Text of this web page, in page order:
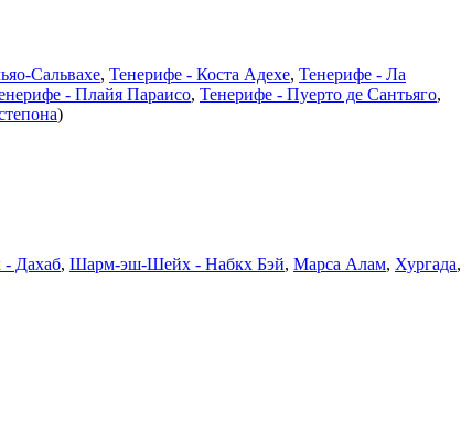
Сальвахе, Тенерифе - Коста Адехе, Тенерифе - Ла
- Плайя Параисо, Тенерифе - Пуерто де Сантьяго,
)
Дахаб, Шарм-эш-Шейх - Набкх Бэй, Марса Алам, Хургада,